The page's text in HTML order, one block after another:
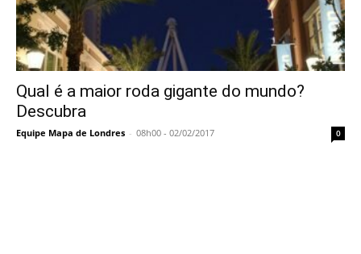
Qual é a maior roda gigante do mundo?
Descubra
Equipe Mapa de Londres - 08h00 - 02/02/2017 0